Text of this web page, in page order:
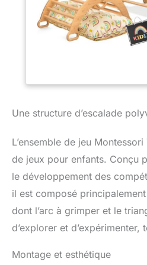
Une structure d’escalade
L’ensemble de jeu
de jeux pour enfants. Conçu
le développement des
il est composé
dont l’arc à grimper et le
d’explorer et d’expérimenter,
Montage et esthétique